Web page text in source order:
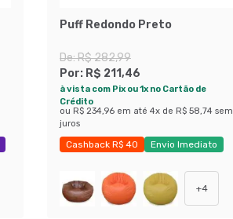
Puff Redondo Preto
De:R$ 282,99
Por: R$ 211,46
à vista com Pix ou 1x no Cartão de
Crédito
ou R$ 234,96 em até 4x de R$ 58,74 sem
juros
Cashback R$ 40
Envio Imediato
+4